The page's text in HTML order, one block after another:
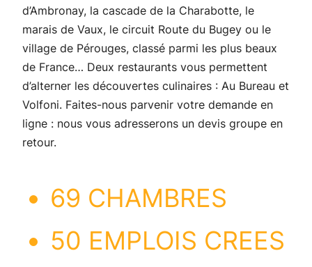
d’Ambronay, la cascade de la Charabotte, le
marais de Vaux, le circuit Route du Bugey ou le
village de Pérouges, classé parmi les plus beaux
de France… Deux restaurants vous permettent
d’alterner les découvertes culinaires : Au Bureau et
Volfoni. Faites-nous parvenir votre demande en
ligne : nous vous adresserons un devis groupe en
retour.
69 CHAMBRES
50 EMPLOIS CREES